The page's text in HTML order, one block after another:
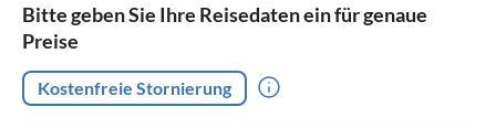
Bitte geben Sie Ihre Reisedaten ein für genaue
Preise
Kostenfreie Stornierung